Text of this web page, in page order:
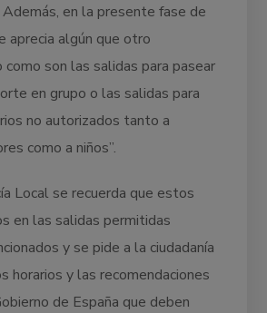
en la presente fase de
aprecia algún que otro
como son las salidas para pasear
en grupo o las salidas para
no autorizados tanto a
como a niños”.
Local se recuerda que estos
en las salidas permitidas
y se pide a la ciudadanía
horarios y las recomendaciones
de España que deben